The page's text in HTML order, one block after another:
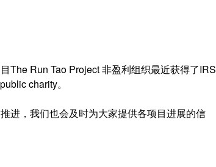
The Run Tao Project 非盈利组织最近获得了IRS
charity。
进，我们也会及时为大家提供各项目进展的信